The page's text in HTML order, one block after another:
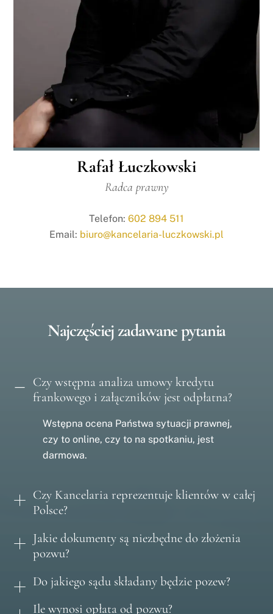
Rafał Łuczkowski
Radca prawny
Telefon: 602 894 511
Email: biuro@kancelaria-luczkowski.pl
Najczęściej zadawane pytania
Czy wstępna analiza umowy kredytu
frankowego i załączników jest odpłatna?
Wstępna ocena Państwa sytuacji prawnej,
czy to online, czy to na spotkaniu, jest
darmowa.
Czy Kancelaria reprezentuje klientów w całej
Polsce?
Jakie dokumenty są niezbędne do złożenia
pozwu?
Do jakiego sądu składany będzie pozew?
Ile wynosi opłata od pozwu?